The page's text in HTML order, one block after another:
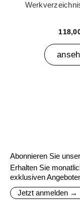
Abonnieren Sie
Erhalten Sie
exklusiven
Jetzt anmelden →